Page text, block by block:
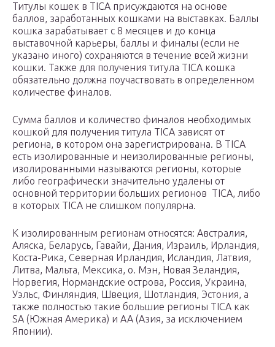
Титулы кошек в TICA присуждаются на основе
баллов, заработанных кошками на выставках. Баллы
кошка зарабатывает с 8 месяцев и до конца
выставочной карьеры, баллы и финалы (если не
указано иного) сохраняются в течение всей жизни
кошки. Также для получения титула TICA кошка
обязательно должна поучаствовать в определенном
количестве финалов.
Сумма баллов и количество финалов необходимых
кошкой для получения титула TICA зависят от
региона, в котором она зарегистрирована. В TICA
есть изолированные и неизолированные регионы,
изолированными называются регионы, которые
либо географически значительно удалены от
основной территории больших регионов TICA, либо
в которых TICA не слишком популярна.
К изолированным регионам относятся: Австралия,
Аляска, Беларусь, Гавайи, Дания, Израиль, Ирландия,
Коста-Рика, Северная Ирландия, Исландия, Латвия,
Литва, Мальта, Мексика, о. Мэн, Новая Зеландия,
Норвегия, Нормандские острова, Россия, Украина,
Уэльс, Финляндия, Швеция, Шотландия, Эстония, а
также полностью такие большие регионы TICA как
SA (Южная Америка) и АА (Азия, за исключением
Японии).